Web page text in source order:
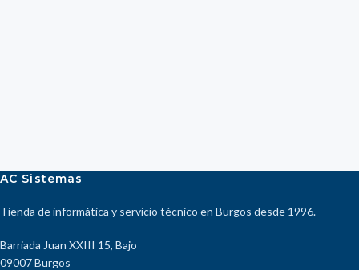
AC Sistemas
Tienda de informática y servicio técnico en Burgos desde 1996.
Barriada Juan XXIII 15, Bajo
09007 Burgos